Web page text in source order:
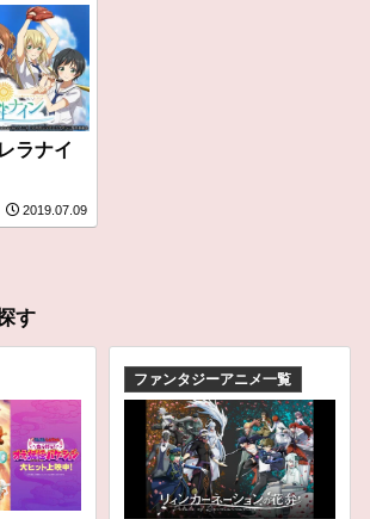
コラム #私を
構成する5つ
のアニメ
ラナイ
2019.07.09
す
ファンタジーアニメ一覧